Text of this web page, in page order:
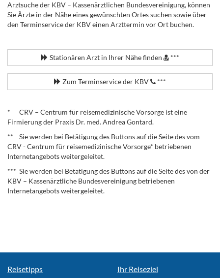
Arztsuche der KBV – Kassenärztlichen Bundesvereinigung, können
Sie Ärzte in der Nähe eines gewünschten Ortes suchen sowie über
den Terminservice der KBV einen Arzttermin vor Ort buchen.
Stationären Arzt in Ihrer Nähe finden ***
Zum Terminservice der KBV ***
* CRV – Centrum für reisemedizinische Vorsorge ist eine
Firmierung der Praxis Dr. med. Andrea Gontard.
** Sie werden bei Betätigung des Buttons auf die Seite des vom
CRV - Centrum für reisemedizinische Vorsorge* betriebenen
Internetangebots weitergeleitet.
*** Sie werden bei Betätigung des Buttons auf die Seite des von der
KBV – Kassenärztliche Bundesvereinigung betriebenen
Internetangebots weitergeleitet.
Reisetipps Ihr Reiseziel